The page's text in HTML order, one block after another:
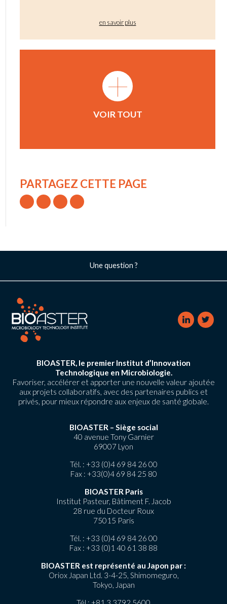
en savoir plus
+
VOIR TOUT
PARTAGEZ CETTE PAGE
Une question ?
BIOASTER, le premier Institut d’Innovation
Technologique en Microbiologie.
Favoriser, accélérer et apporter une nouvelle valeur ajoutée
aux projets collaboratifs, avec des partenaires publics et
privés, pour mieux répondre aux enjeux de santé globale.
BIOASTER – Siège social
40 avenue Tony Garnier
69007 Lyon
Tél. : +33 (0)4 69 84 26 00
Fax : +33(0)4 69 84 25 80
BIOASTER Paris
Institut Pasteur, Bâtiment F. Jacob
28 rue du Docteur Roux
75015 Paris
Tél. : +33 (0)4 69 84 26 00
Fax : +33 (0)1 40 61 38 88
BIOASTER est représenté au Japon par :
Oriox Japan Ltd. 3-4-25, Shimomeguro,
Tokyo, Japan